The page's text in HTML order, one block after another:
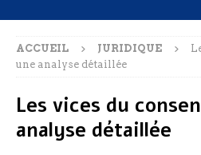
ACCUEIL JURIDIQUE
une analyse détaillée
Les vices du
analyse détaillée